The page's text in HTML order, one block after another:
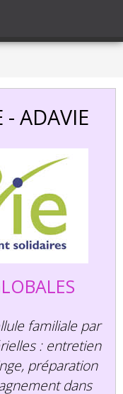
site vous acceptez
ordinateur.
- ADAVIE
familiale par
: entretien
préparation
dans